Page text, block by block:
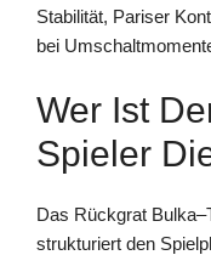
Stabilität, Pariser
bei
Wer Ist
Spieler
Das Rückgrat
strukturiert den